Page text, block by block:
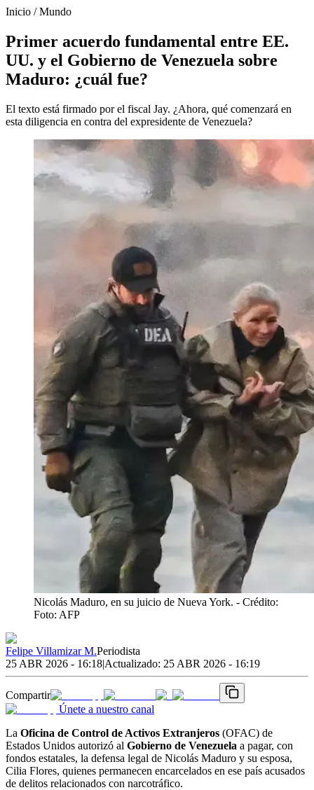
Inicio /Mundo
Primer acuerdo fundamental entre EE.
UU. y el Gobierno de Venezuela sobre
Maduro: ¿cuál fue?
El texto está firmado por el fiscal Jay. ¿Ahora, qué comenzará en
esta diligencia en contra del expresidente de Venezuela?
Nicolás Maduro, en su juicio de Nueva York. - Crédito:
Foto: AFP
Felipe Villamizar M.Periodista
25 ABR 2026 - 16:18|Actualizado: 25 ABR 2026 - 16:19
Compartir
Únete a nuestro canal
La Oficina de Control de Activos Extranjeros (OFAC) de
Estados Unidos autorizó al Gobierno de Venezuela a pagar, con
fondos estatales, la defensa legal de Nicolás Maduro y su esposa,
Cilia Flores, quienes permanecen encarcelados en ese país acusados
de delitos relacionados con narcotráfico.